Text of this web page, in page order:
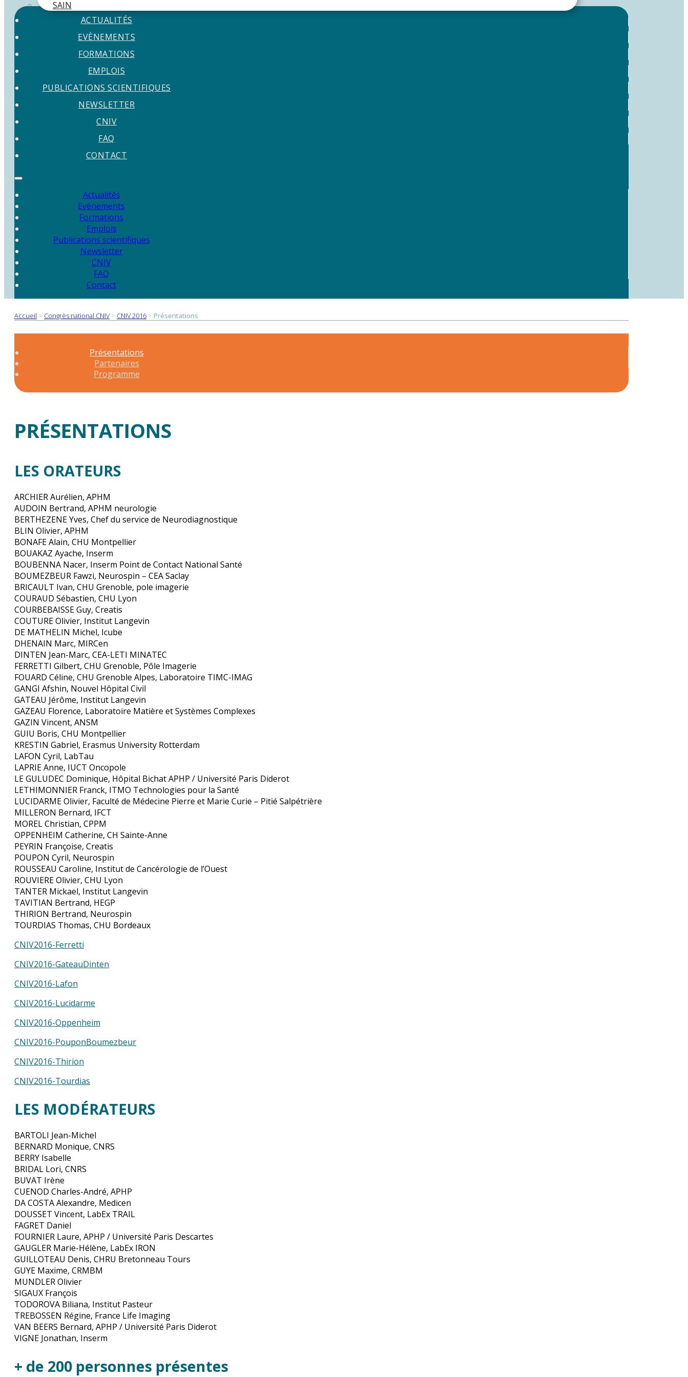
SAIN
ACTUALITÉS
EVÈNEMENTS
FORMATIONS
EMPLOIS
PUBLICATIONS SCIENTIFIQUES
NEWSLETTER
CNIV
FAQ
CONTACT
Actualités
Evènements
Formations
Emplois
Publications scientifiques
Newsletter
CNIV
FAQ
Contact
Accueil > Congrès national CNIV> CNIV 2016 > Présentations
Présentations
Partenaires
Programme
PRÉSENTATIONS
LES ORATEURS
ARCHIER Aurélien, APHM
AUDOIN Bertrand, APHM neurologie
BERTHEZENE Yves, Chef du service de Neurodiagnostique
BLIN Olivier, APHM
BONAFE Alain, CHU Montpellier
BOUAKAZ Ayache, Inserm
BOUBENNA Nacer, Inserm Point de Contact National Santé
BOUMEZBEUR Fawzi, Neurospin – CEA Saclay
BRICAULT Ivan, CHU Grenoble, pole imagerie
COURAUD Sébastien, CHU Lyon
COURBEBAISSE Guy, Creatis
COUTURE Olivier, Institut Langevin
DE MATHELIN Michel, Icube
DHENAIN Marc, MIRCen
DINTEN Jean-Marc, CEA-LETI MINATEC
FERRETTI Gilbert, CHU Grenoble, Pôle Imagerie
FOUARD Céline, CHU Grenoble Alpes, Laboratoire TIMC-IMAG
GANGI Afshin, Nouvel Hôpital Civil
GATEAU Jérôme, Institut Langevin
GAZEAU Florence, Laboratoire Matière et Systèmes Complexes
GAZIN Vincent, ANSM
GUIU Boris, CHU Montpellier
KRESTIN Gabriel, Erasmus University Rotterdam
LAFON Cyril, LabTau
LAPRIE Anne, IUCT Oncopole
LE GULUDEC Dominique, Hôpital Bichat APHP / Université Paris Diderot
LETHIMONNIER Franck, ITMO Technologies pour la Santé
LUCIDARME Olivier, Faculté de Médecine Pierre et Marie Curie – Pitié Salpétrière
MILLERON Bernard, IFCT
MOREL Christian, CPPM
OPPENHEIM Catherine, CH Sainte-Anne
PEYRIN Françoise, Creatis
POUPON Cyril, Neurospin
ROUSSEAU Caroline, Institut de Cancérologie de l’Ouest
ROUVIERE Olivier, CHU Lyon
TANTER Mickael, Institut Langevin
TAVITIAN Bertrand, HEGP
THIRION Bertrand, Neurospin
TOURDIAS Thomas, CHU Bordeaux
CNIV2016-Ferretti
CNIV2016-GateauDinten
CNIV2016-Lafon
CNIV2016-Lucidarme
CNIV2016-Oppenheim
CNIV2016-PouponBoumezbeur
CNIV2016-Thirion
CNIV2016-Tourdias
LES MODÉRATEURS
BARTOLI Jean-Michel
BERNARD Monique, CNRS
BERRY Isabelle
BRIDAL Lori, CNRS
BUVAT Irène
CUENOD Charles-André, APHP
DA COSTA Alexandre, Medicen
DOUSSET Vincent, LabEx TRAIL
FAGRET Daniel
FOURNIER Laure, APHP / Université Paris Descartes
GAUGLER Marie-Hélène, LabEx IRON
GUILLOTEAU Denis, CHRU Bretonneau Tours
GUYE Maxime, CRMBM
MUNDLER Olivier
SIGAUX François
TODOROVA Biliana, Institut Pasteur
TREBOSSEN Régine, France Life Imaging
VAN BEERS Bernard, APHP / Université Paris Diderot
VIGNE Jonathan, Inserm
+ de 200 personnes présentes